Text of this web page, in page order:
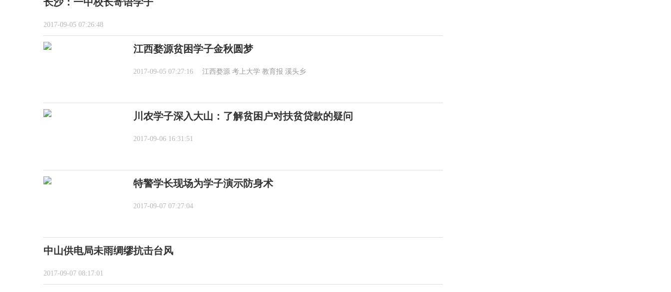
2017-09-05 07:26:48
江西婺源贫困学子金秋圆梦
2017-09-05 07:27:16 江西婺源 考上大学 教育报 溪头乡
川农学子深入大山：了解贫困户对扶贫贷款的疑问
2017-09-06 16:31:51
特警学长现场为学子演示防身术
2017-09-07 07:27:04
中山供电局未雨绸缪抗击台风
2017-09-07 08:17:01